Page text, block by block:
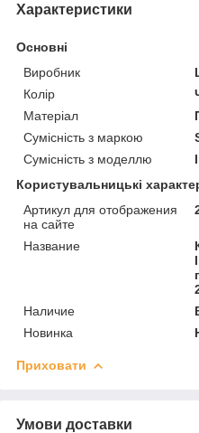
Характеристики
Основні
Виробник
Колір
Матеріал
Сумісність з маркою
Сумісність з моделлю
Користувальницькі
Артикул для отображения
на сайте
Название
Наличие
Новинка
Приховати
Умови доставки